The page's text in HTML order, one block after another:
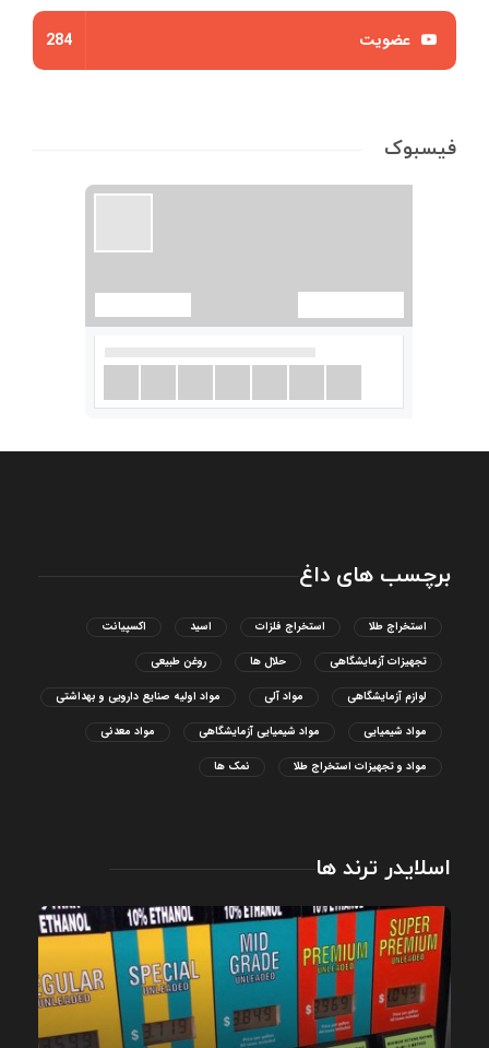
عضویت 284
فیسبوک
برچسب های داغ
استخراج طلا استخراج فلزات اسید اکسپیانت
تجهیزات آزمایشگاهی حلال ها روغن طبیعی
لوازم آزمایشگاهی مواد آلی مواد اولیه صنایع دارویی و بهداشتی
مواد شیمیایی مواد شیمیایی آزمایشگاهی مواد معدنی
مواد و تجهیزات استخراج طلا نمک ها
اسلایدر ترند ها